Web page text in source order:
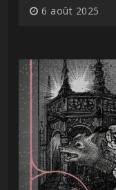
6 août 2025